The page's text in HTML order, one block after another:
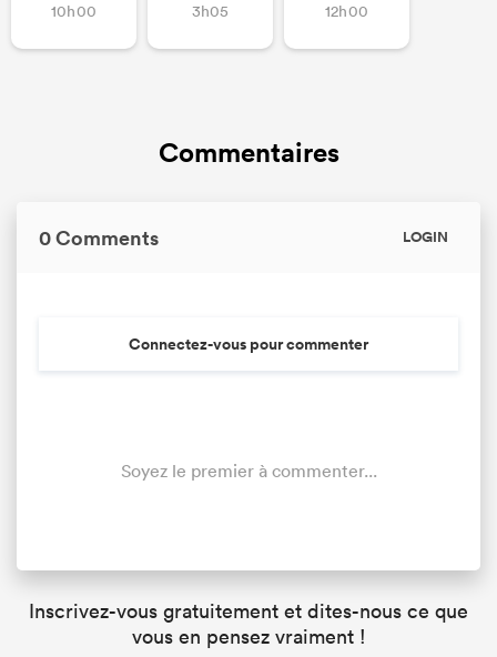
10h00 3h05 12h00
Commentaires
0 Comments LOGIN
Connectez-vous pour commenter
Soyez le premier à commenter...
Inscrivez-vous gratuitement et dites-nous ce que
vous en pensez vraiment !